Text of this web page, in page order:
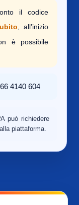
il codice
, all’inizio
è possibile
4140 604
può richiedere
piattaforma.